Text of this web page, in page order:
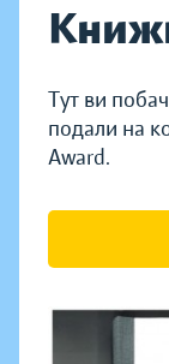
Тут ви
подали на
Award.